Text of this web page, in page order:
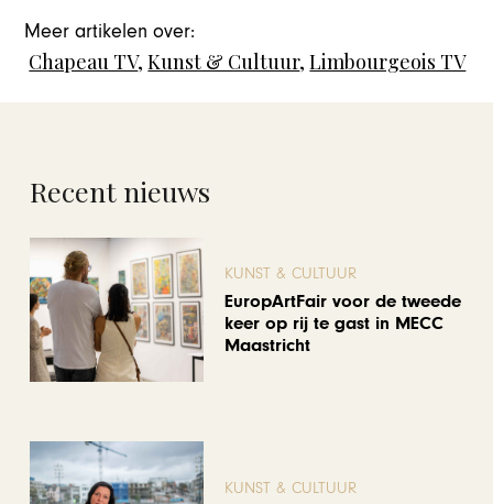
Meer artikelen over:
Chapeau TV,Kunst & Cultuur,Limbourgeois TV
Recent nieuws
KUNST & CULTUUR
EuropArtFair voor de tweede
keer op rij te gast in MECC
Maastricht
KUNST & CULTUUR